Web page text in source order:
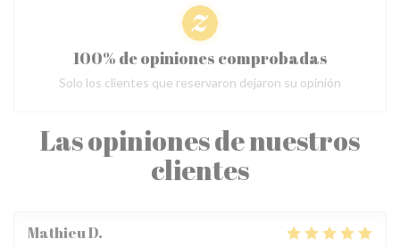
Las opiniones de nuestros
clientes
MathieuD
100% de opiniones comprobadas
Solo los clientes que reservaron dejaron su opinión